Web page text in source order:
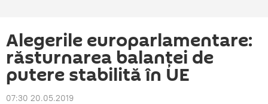
Alegerile europarlamentare:
răsturnarea balanţei de
putere stabilită în UE
07:30 20.05.2019